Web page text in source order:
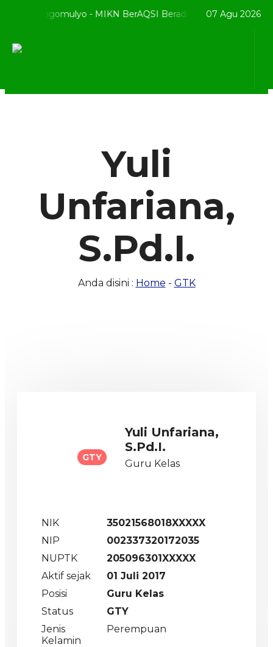
Kenongomulyo - MIKN BerAQSI Beradab alQuran07 Agu 2026
Yuli
Unfariana,
S.Pd.I.
Anda disini : Home - GTK
GTY
Yuli Unfariana,
S.Pd.I.
Guru Kelas
NIK
35021568018XXXXX
NIP
002337320172035
NUPTK
205096301XXXXX
Aktif sejak
01 Juli 2017
Posisi
Guru Kelas
Status
GTY
Jenis
Kelamin
Perempuan